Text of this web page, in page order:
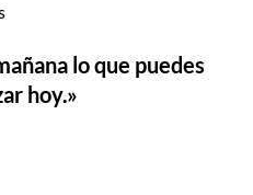
lo que puedes
hoy.»